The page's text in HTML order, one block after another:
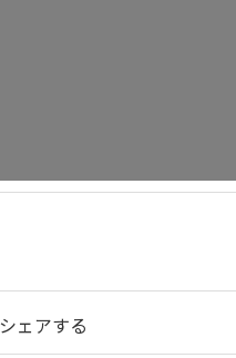
シェアする